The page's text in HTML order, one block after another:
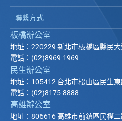
聯繫方式
板橋辦公室
地址：220229 新北市板橋區縣民
電話：(02)8969-1969
民生辦公室
地址：105412 台北市松山區民生
電話：(02)8175-8888
高雄辦公室
地址：806616 高雄市前鎮區民權